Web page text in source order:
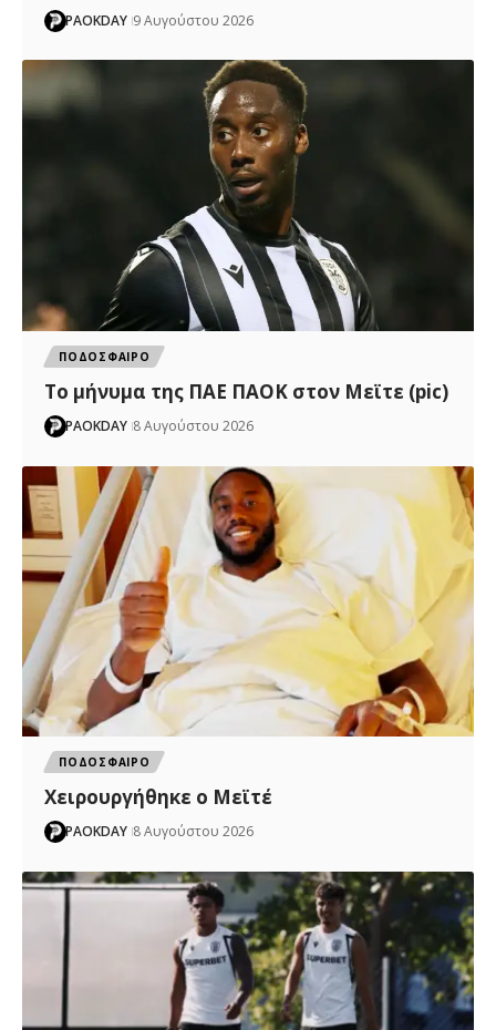
PAOKDAY 9 Αυγούστου 2026
ΠΟΔΟΣΦΑΙΡΟ
Το μήνυμα της ΠΑΕ ΠΑΟΚ στον Μεϊτε (pic)
PAOKDAY 8 Αυγούστου 2026
ΠΟΔΟΣΦΑΙΡΟ
Χειρουργήθηκε ο Μεϊτέ
PAOKDAY 8 Αυγούστου 2026